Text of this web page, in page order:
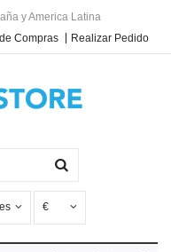
y America Latina
Compras Realizar Pedido
es €